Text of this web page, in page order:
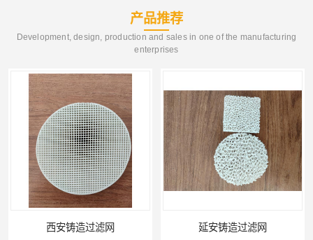
产品推荐
Development, design, production and sales in one of the manufacturing
enterprises
西安铸造过滤网 延安铸造过滤网